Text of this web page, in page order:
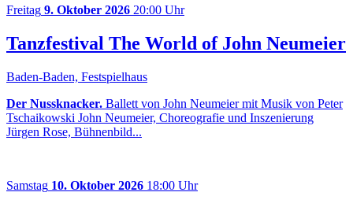
Freitag 9. Oktober 2026 20:00 Uhr
Tanzfestival The World of John Neumeier
Baden-Baden, Festspielhaus
Der Nussknacker. Ballett von John Neumeier mit Musik von Peter
Tschaikowski John Neumeier, Choreografie und Inszenierung
Jürgen Rose, Bühnenbild...
Samstag 10. Oktober 2026 18:00 Uhr